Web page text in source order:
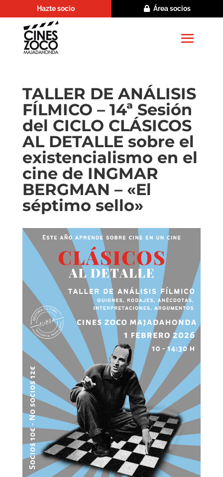
Hazte socio Área socios
TALLER DE ANÁLISIS
FÍLMICO – 14ª Sesión
del CICLO CLÁSICOS
AL DETALLE sobre el
existencialismo en el
cine de INGMAR
BERGMAN – «El
séptimo sello»